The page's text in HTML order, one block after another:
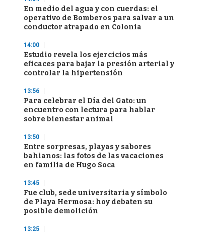
En medio del agua y con cuerdas: el
operativo de Bomberos para salvar a un
conductor atrapado en Colonia
14:00
Estudio revela los ejercicios más
eficaces para bajar la presión arterial y
controlar la hipertensión
13:56
Para celebrar el Día del Gato: un
encuentro con lectura para hablar
sobre bienestar animal
13:50
Entre sorpresas, playas y sabores
bahianos: las fotos de las vacaciones
en familia de Hugo Soca
13:45
Fue club, sede universitaria y símbolo
de Playa Hermosa: hoy debaten su
posible demolición
13:25